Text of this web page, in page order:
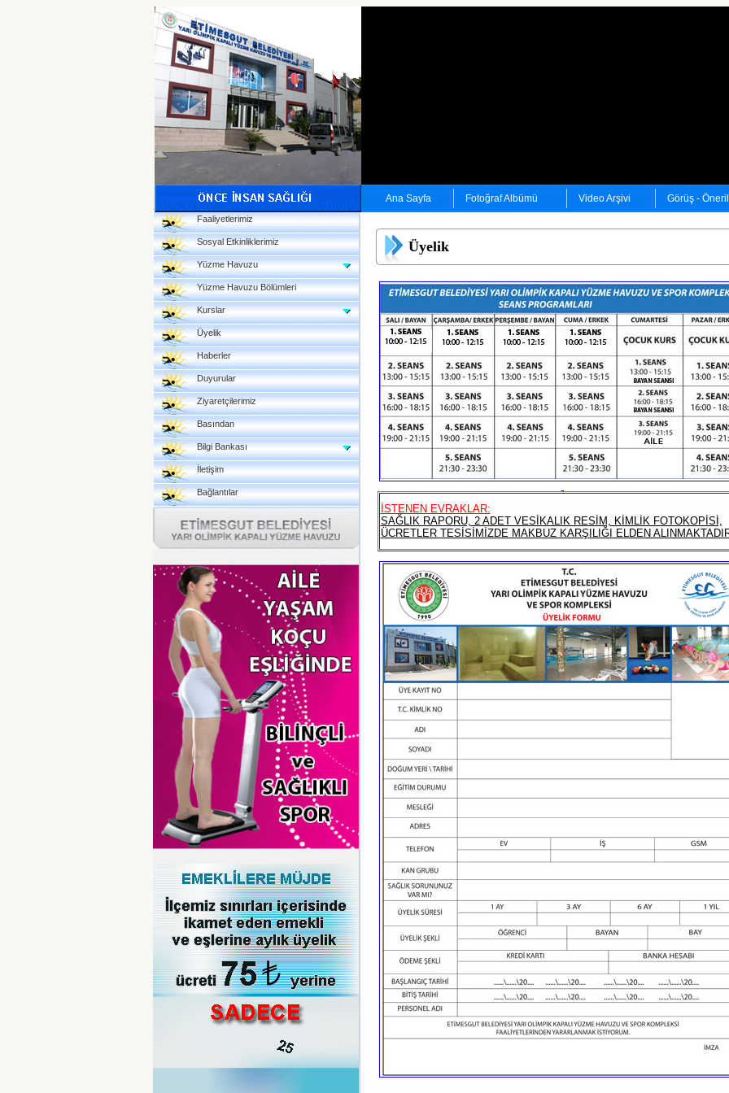
Ana Sayfa Fotoğraf Albümü Video Arşivi Görüş -
Faaliyetlerimiz
Sosyal Etkinliklerimiz
Yüzme Havuzu
Yüzme Havuzu Bölümleri
Kurslar
Üyelik
Haberler
Duyurular
Ziyaretçilerimiz
Basından
Bilgi Bankası
İletişim
Bağlantılar
Üyelik
İSTENEN EVRAKLAR:
SAĞLIK RAPORU, 2 ADET VESİKALIK RESİM, KİMLİK FOTOKOPİSİ,
ÜCRETLER TESİSİMİZDE MAKBUZ KARŞILIĞI ELDEN